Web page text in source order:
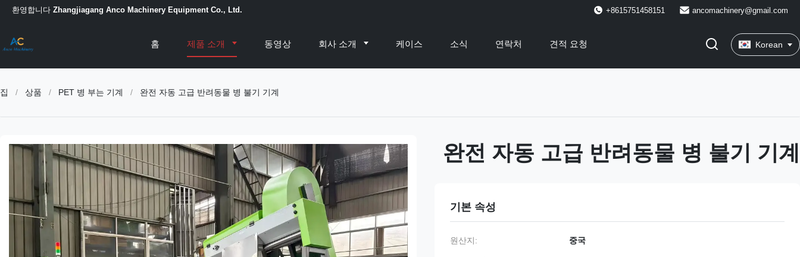
환영합니다 Zhangjiagang Anco Machinery Equipment Co., Ltd. +8615751458151 ancomachinery@gmail.com
홈 제품 소개 동영상 회사 소개 케이스 소식 연락처 견적 요청 Korean
집 / 상품 / PET 병 부는 기계 / 완전 자동 고급 반려동물 병 불기 기계
완전 자동 고급 반려동물 병 불기 기계
기본 속성
원산지: 중국